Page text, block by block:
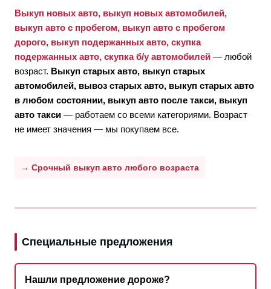
Выкуп новых авто, выкуп новых автомобилей,
выкуп авто с пробегом, выкуп авто с пробегом
дорого, выкуп подержанных авто, скупка
подержанных авто, скупка б/у автомобилей — любой
возраст. Выкуп старых авто, выкуп старых
автомобилей, вывоз старых авто, выкуп старых авто
в любом состоянии, выкуп авто после такси, выкуп
авто такси — работаем со всеми категориями. Возраст
не имеет значения — мы покупаем все.
→ Срочный выкуп авто любого возраста
Специальные предложения
Нашли предложение дороже?